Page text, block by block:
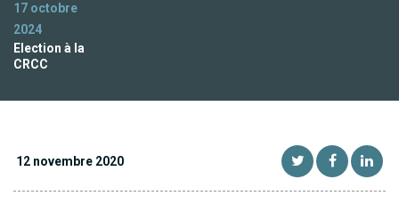
17 octobre
2024
Election à la
CRCC
12 novembre 2020